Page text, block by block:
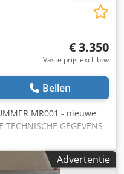
€ 3.350
Vaste prijs excl. btw
Bellen
MR001 - nieuwe
GEGEVENS
2000 mm -
mm - hoogte:
m³/u -
Advertentie